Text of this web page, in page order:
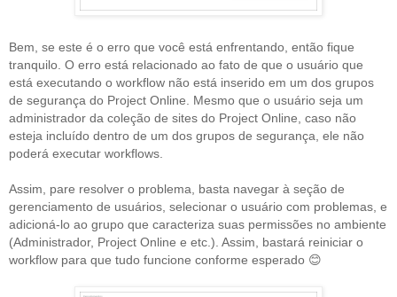
Bem, se este é o erro que você está enfrentando, então fique
tranquilo. O erro está relacionado ao fato de que o usuário que
está executando o workflow não está inserido em um dos grupos
de segurança do Project Online. Mesmo que o usuário seja um
administrador da coleção de sites do Project Online, caso não
esteja incluído dentro de um dos grupos de segurança, ele não
poderá executar workflows.
Assim, pare resolver o problema, basta navegar à seção de
gerenciamento de usuários, selecionar o usuário com problemas, e
adicioná-lo ao grupo que caracteriza suas permissões no ambiente
(Administrador, Project Online e etc.). Assim, bastará reiniciar o
workflow para que tudo funcione conforme esperado 😊